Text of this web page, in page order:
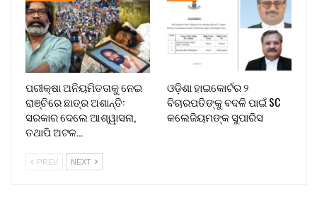
ପରୀକ୍ଷା ଅନିୟମିତତାକୁ ନେଇ
ରାଞ୍ଚିରେ ଛାତ୍ର ଅଶାନ୍ତି:
ସରକାର ଦେଲେ ଆଶ୍ୱାସନା,
ତଥାପି ଅଟଳ…
ଓଡ଼ିଶା ହାଇକୋର୍ଟର ୨
ବିଚାରପତିଙ୍କୁ ବଦଳି ପାଇଁ SC
କଲେଜିୟମଙ୍କ ସୁପାରିସ
PREV NEXT